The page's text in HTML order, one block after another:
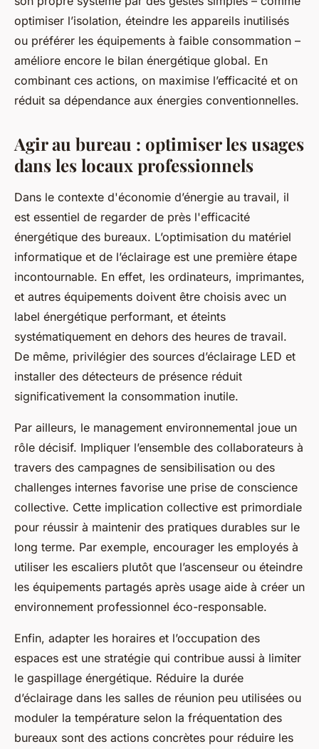
optimiser l’isolation, éteindre les appareils inutilisés
ou préférer les équipements à faible consommation –
améliore encore le bilan énergétique global. En
combinant ces actions, on maximise l’efficacité et on
réduit sa dépendance aux énergies conventionnelles.
Agir au bureau : optimiser les usages
dans les locaux professionnels
Dans le contexte d'économie d’énergie au travail, il
est essentiel de regarder de près l'efficacité
énergétique des bureaux. L’optimisation du matériel
informatique et de l’éclairage est une première étape
incontournable. En effet, les ordinateurs, imprimantes,
et autres équipements doivent être choisis avec un
label énergétique performant, et éteints
systématiquement en dehors des heures de travail.
De même, privilégier des sources d’éclairage LED et
installer des détecteurs de présence réduit
significativement la consommation inutile.
Par ailleurs, le management environnemental joue un
rôle décisif. Impliquer l’ensemble des collaborateurs à
travers des campagnes de sensibilisation ou des
challenges internes favorise une prise de conscience
collective. Cette implication collective est primordiale
pour réussir à maintenir des pratiques durables sur le
long terme. Par exemple, encourager les employés à
utiliser les escaliers plutôt que l’ascenseur ou éteindre
les équipements partagés après usage aide à créer un
environnement professionnel éco-responsable.
Enfin, adapter les horaires et l’occupation des
espaces est une stratégie qui contribue aussi à limiter
le gaspillage énergétique. Réduire la durée
d’éclairage dans les salles de réunion peu utilisées ou
moduler la température selon la fréquentation des
bureaux sont des actions concrètes pour réduire les